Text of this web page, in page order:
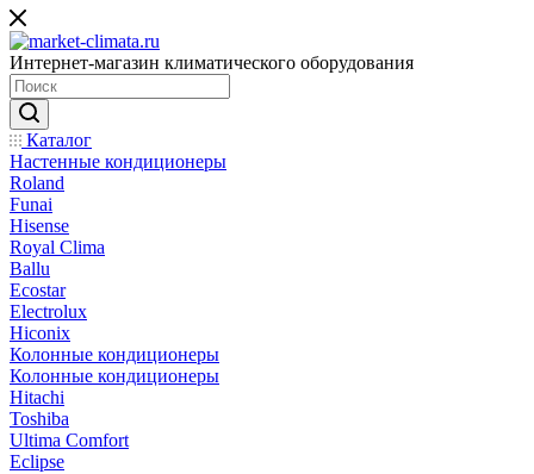
Интернет-магазин климатического оборудования
Каталог
Настенные кондиционеры
Roland
Funai
Hisense
Royal Clima
Ballu
Ecostar
Electrolux
Hiconix
Колонные кондиционеры
Колонные кондиционеры
Hitachi
Toshiba
Ultima Comfort
Eclipse